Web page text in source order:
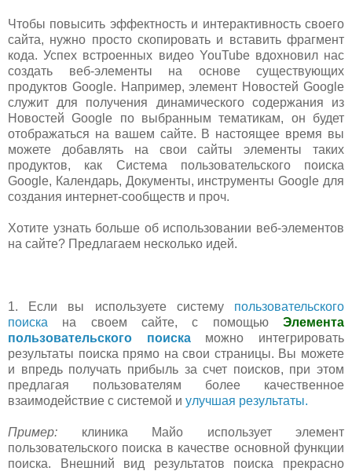
Чтобы повысить эффектность и интерактивность своего
сайта, нужно просто скопировать и вставить фрагмент
кода. Успех встроенных видео YouTube вдохновил нас
создать веб-элементы на основе существующих
продуктов Google. Например, элемент Новостей Google
служит для получения динамического содержания из
Новостей Google по выбранным тематикам, он будет
отображаться на вашем сайте. В настоящее время вы
можете добавлять на свои сайты элементы таких
продуктов, как Система пользовательского поиска
Google, Календарь, Документы, инструменты Google для
создания интернет-сообществ и проч.
Хотите узнать больше об использовании веб-элементов
на сайте? Предлагаем несколько идей.
1. Если вы используете систему
пользовательского
поиска на своем сайте, с помощью Элемента
пользовательского поискаможно интегрировать
результаты поиска прямо на свои страницы. Вы можете
и впредь получать прибыль за счет поисков, при этом
предлагая пользователям более качественное
взаимодействие с системой и улучшая результаты.
Пример: клиника Майо использует элемент
пользовательского поиска в качестве основной функции
поиска. Внешний вид результатов поиска прекрасно